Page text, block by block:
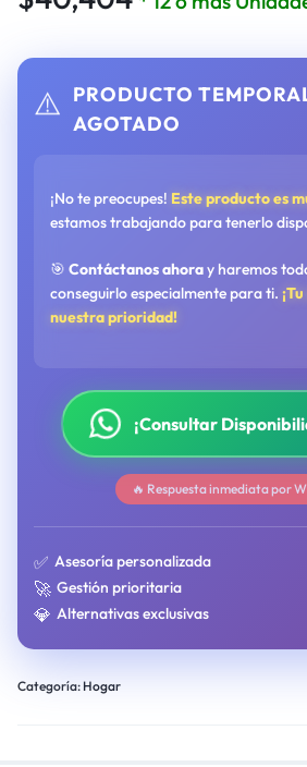
⚠️ PRODUCTO
AGOTADO
¡No te preocupes! Este producto es
estamos trabajando para tenerlo
🎯 Contáctanos ahoray haremos
conseguirlo especialmente para ti.
nuestra prioridad!
¡Consultar
🔥 Respuesta inmediata por
✅ Asesoría personalizada
🚀 Gestión prioritaria
💎 Alternativas exclusivas
Categoría: Hogar